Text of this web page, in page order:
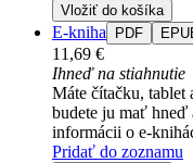
Vložiť do košíka
E-kniha PDF
11,69 €
Ihneď na stiahnutie
Máte čítačku, tablet
budete ju mať hneď
informácii o e-
Pridať do zoznamu